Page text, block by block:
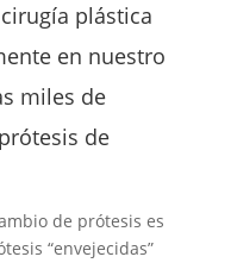
plástica
en nuestro
miles de
de
de prótesis es
“envejecidas”